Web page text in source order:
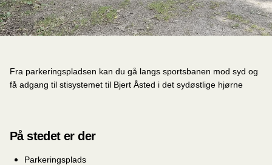
Fra parkeringspladsen kan du gå langs sportsbanen mod syd og
få adgang til stisystemet til Bjert Åsted i det sydøstlige hjørne
På stedet er der
Parkeringsplads